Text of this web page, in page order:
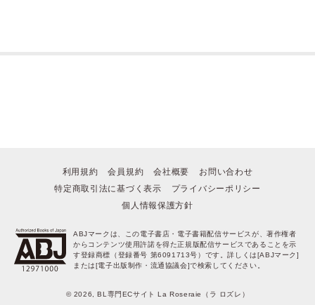
利用規約 会員規約 会社概要
お問い合わせ
特定商取引法に基づく表示
プライバシーポリシー
個人情報保護方針
ABJマークは、この電子書店・電子書籍配信サービスが、著作権者
からコンテンツ使用許諾を得た正規版配信サービスであることを示
す登録商標（登録番号 第6091713号）です。詳しくは[ABJマーク]
または[電子出版制作・流通協議会]で検索してください。
© 2026, BL専門ECサイト La Roseraie（ラ ロズレ）